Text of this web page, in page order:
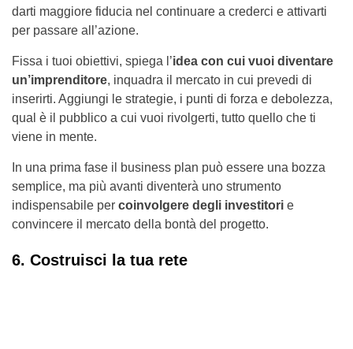
darti maggiore fiducia nel continuare a crederci e attivarti
per passare all’azione.
Fissa i tuoi obiettivi, spiega l’idea con cui vuoi diventare
un’imprenditore, inquadra il mercato in cui prevedi di
inserirti. Aggiungi le strategie, i punti di forza e debolezza,
qual è il pubblico a cui vuoi rivolgerti, tutto quello che ti
viene in mente.
In una prima fase il business plan può essere una bozza
semplice, ma più avanti diventerà uno strumento
indispensabile per coinvolgere degli investitori e
convincere il mercato della bontà del progetto.
6. Costruisci la tua rete